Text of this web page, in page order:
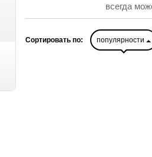
всегда
Сортировать по: популярности